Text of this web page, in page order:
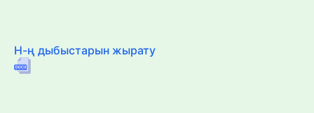
Н-ң дыбыстарын жырату